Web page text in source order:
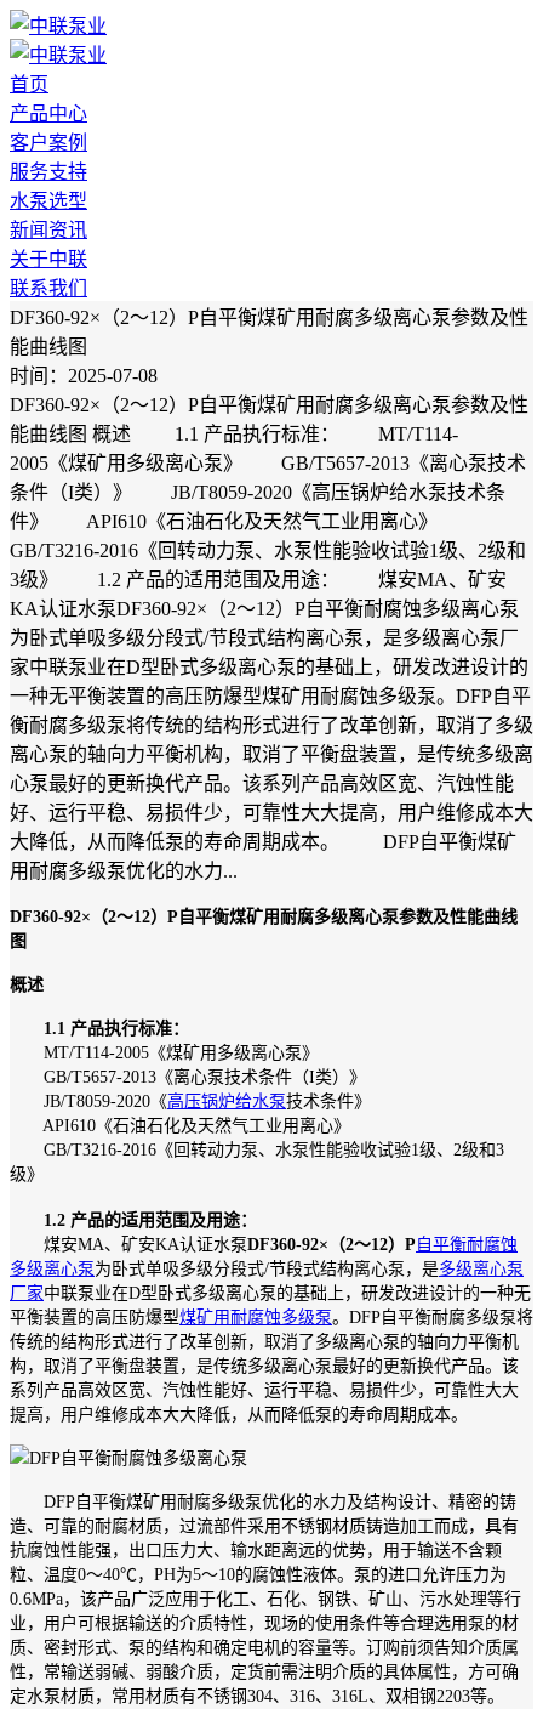
首页
产品中心
客户案例
服务支持
水泵选型
新闻资讯
关于中联
联系我们
DF360-92×（2～12）P自平衡煤矿用耐腐多级离心泵参数及性
能曲线图
时间：2025-07-08
DF360-92×（2～12）P自平衡煤矿用耐腐多级离心泵参数及性
能曲线图 概述 1.1 产品执行标准： MT/T114-
2005《煤矿用多级离心泵》 GB/T5657-2013《离心泵技术
条件（I类）》 JB/T8059-2020《高压锅炉给水泵技术条
件》 API610《石油石化及天然气工业用离心》
GB/T3216-2016《回转动力泵、水泵性能验收试验1级、2级和
3级》 1.2 产品的适用范围及用途： 煤安MA、矿安
KA认证水泵DF360-92×（2～12）P自平衡耐腐蚀多级离心泵
为卧式单吸多级分段式/节段式结构离心泵，是多级离心泵厂
家中联泵业在D型卧式多级离心泵的基础上，研发改进设计的
一种无平衡装置的高压防爆型煤矿用耐腐蚀多级泵。DFP自平
衡耐腐多级泵将传统的结构形式进行了改革创新，取消了多级
离心泵的轴向力平衡机构，取消了平衡盘装置，是传统多级离
心泵最好的更新换代产品。该系列产品高效区宽、汽蚀性能
好、运行平稳、易损件少，可靠性大大提高，用户维修成本大
大降低，从而降低泵的寿命周期成本。 DFP自平衡煤矿
用耐腐多级泵优化的水力...
DF360-92×（2～12）P自平衡煤矿用耐腐多级离心泵参数及性能曲线
图
概述
1.1 产品执行标准：
MT/T114-2005《煤矿用多级离心泵》
GB/T5657-2013《离心泵技术条件（I类）》
JB/T8059-2020《高压锅炉给水泵技术条件》
API610《石油石化及天然气工业用离心》
GB/T3216-2016《回转动力泵、水泵性能验收试验1级、2级和3
级》
1.2 产品的适用范围及用途：
煤安MA、矿安KA认证水泵DF360-92×（2～12）P 自平衡耐腐蚀
多级离心泵 为卧式单吸多级分段式/节段式结构离心泵，是多级离心泵
厂家中联泵业在D型卧式多级离心泵的基础上，研发改进设计的一种无
平衡装置的高压防爆型煤矿用耐腐蚀多级泵。DFP自平衡耐腐多级泵将
传统的结构形式进行了改革创新，取消了多级离心泵的轴向力平衡机
构，取消了平衡盘装置，是传统多级离心泵最好的更新换代产品。该
系列产品高效区宽、汽蚀性能好、运行平稳、易损件少，可靠性大大
提高，用户维修成本大大降低，从而降低泵的寿命周期成本。
DFP自平衡煤矿用耐腐多级泵优化的水力及结构设计、精密的铸
造、可靠的耐腐材质，过流部件采用不锈钢材质铸造加工而成，具有
抗腐蚀性能强，出口压力大、输水距离远的优势，用于输送不含颗
粒、温度0～40℃，PH为5～10的腐蚀性液体。泵的进口允许压力为
0.6MPa，该产品广泛应用于化工、石化、钢铁、矿山、污水处理等行
业，用户可根据输送的介质特性，现场的使用条件等合理选用泵的材
质、密封形式、泵的结构和确定电机的容量等。订购前须告知介质属
性，常输送弱碱、弱酸介质，定货前需注明介质的具体属性，方可确
定水泵材质，常用材质有不锈钢304、316、316L、双相钢2203等。